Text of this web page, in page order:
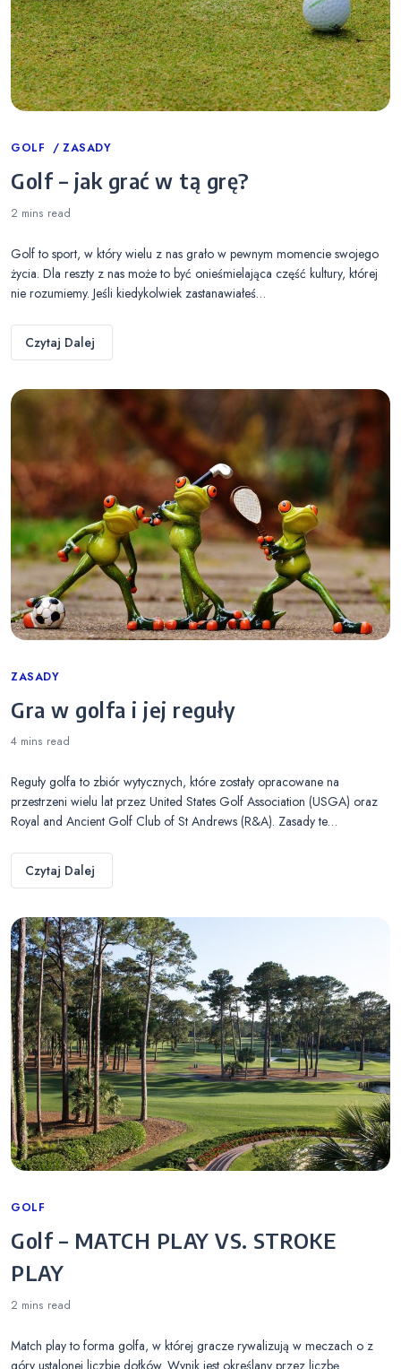
Categories
GOLF ZASADY
Golf – jak grać w tą grę?
2 mins read
Golf to sport, w który wielu z nas grało w pewnym momencie swojego
życia. Dla reszty z nas może to być onieśmielająca część kultury, której
nie rozumiemy. Jeśli kiedykolwiek zastanawiałeś…
Czytaj Dalej
Categories
ZASADY
Gra w golfa i jej reguły
4 mins read
Reguły golfa to zbiór wytycznych, które zostały opracowane na
przestrzeni wielu lat przez United States Golf Association (USGA) oraz
Royal and Ancient Golf Club of St Andrews (R&A). Zasady te…
Czytaj Dalej
Categories
GOLF
Golf – MATCH PLAY VS. STROKE
PLAY
2 mins read
Match play to forma golfa, w której gracze rywalizują w meczach o z
góry ustalonej liczbie dołków. Wynik jest określany przez liczbę